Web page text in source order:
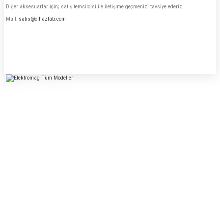
Diğer aksesuarlar için; satış temsilcisi ile iletişime geçmenizi tavsiye ederiz.
Mail: satis@cihazlab.com